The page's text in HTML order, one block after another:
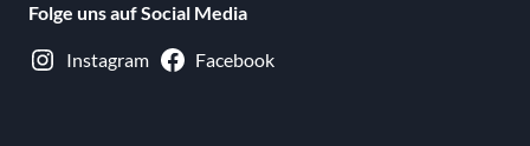
Folge uns auf Social Media
Instagram Facebook